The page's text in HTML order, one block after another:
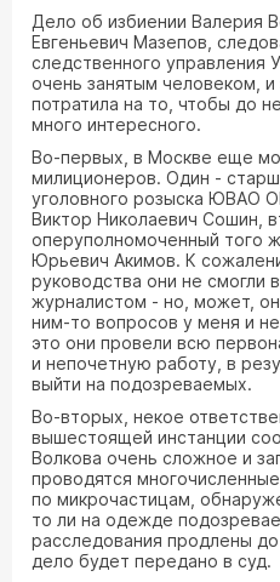
Дело об избиении Валерия
Евгеньевич Мазепов,
следственного
очень занятым человеком,
потратила на то, чтобы до
много интересного.
Во-первых, в Москве еще
милиционеров. Один -
уголовного розыска ЮВАО
Виктор Николаевич Сошин,
оперуполномоченный того
Юрьевич Акимов. К
руководства они не смогли
журналистом - но, может,
ним-то вопросов у меня и
это они провели всю
и непочетную работу, в
выйти на подозреваемых.
Во-вторых, некое
вышестоящей инстанции
Волкова очень сложное и
проводятся
по микрочастицам,
то ли на одежде
расследования продлены
дело будет передано в суд.